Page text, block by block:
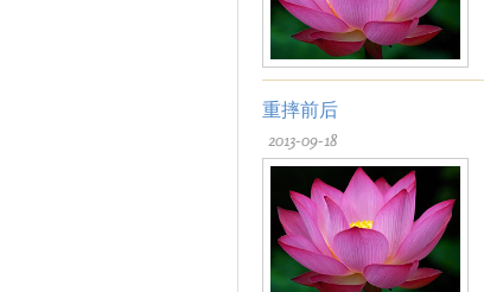
重摔前后
2013-09-18